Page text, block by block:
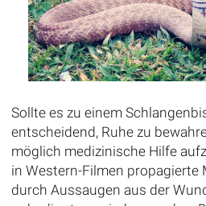
Sollte es zu einem
entscheidend, Ruhe zu
möglich medizinische Hilfe
in Western-Filmen propagierte
durch Aussaugen aus der